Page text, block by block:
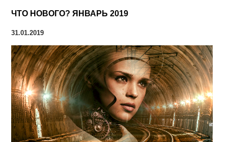
ЧТО НОВОГО? ЯНВАРЬ 2019
31.01.2019